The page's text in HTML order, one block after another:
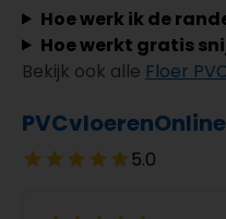
Hoe werk ik de
Hoe werkt gratis
Bekijk ook alle Floer
5.0